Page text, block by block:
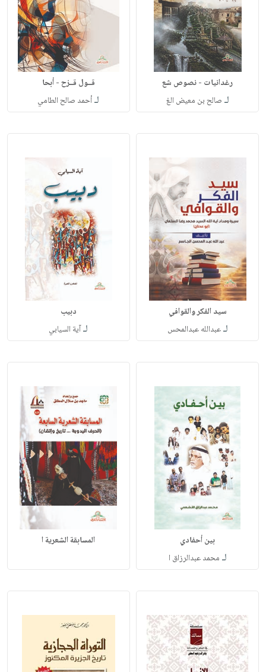
رغدانيات - نصوص شع
لـ صالح بن معيض الغ
قــول قــزح - أبحا
لـأحمد صالح الطامي
سيد الفكر والقوافي
لـعبدالله عبدالمحس
دبيب
لـآية السيابي
بين أحفادي
لـ محمد عبدالرزاق ا
المسابقة الشعرية ا